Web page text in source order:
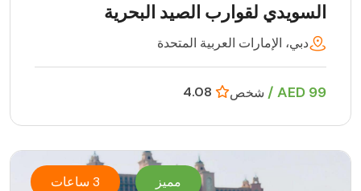
السويدي لقوارب الصيد البحرية
دبي، الإمارات العربية المتحدة
99 AED / شخص
مميز 3 ساعات